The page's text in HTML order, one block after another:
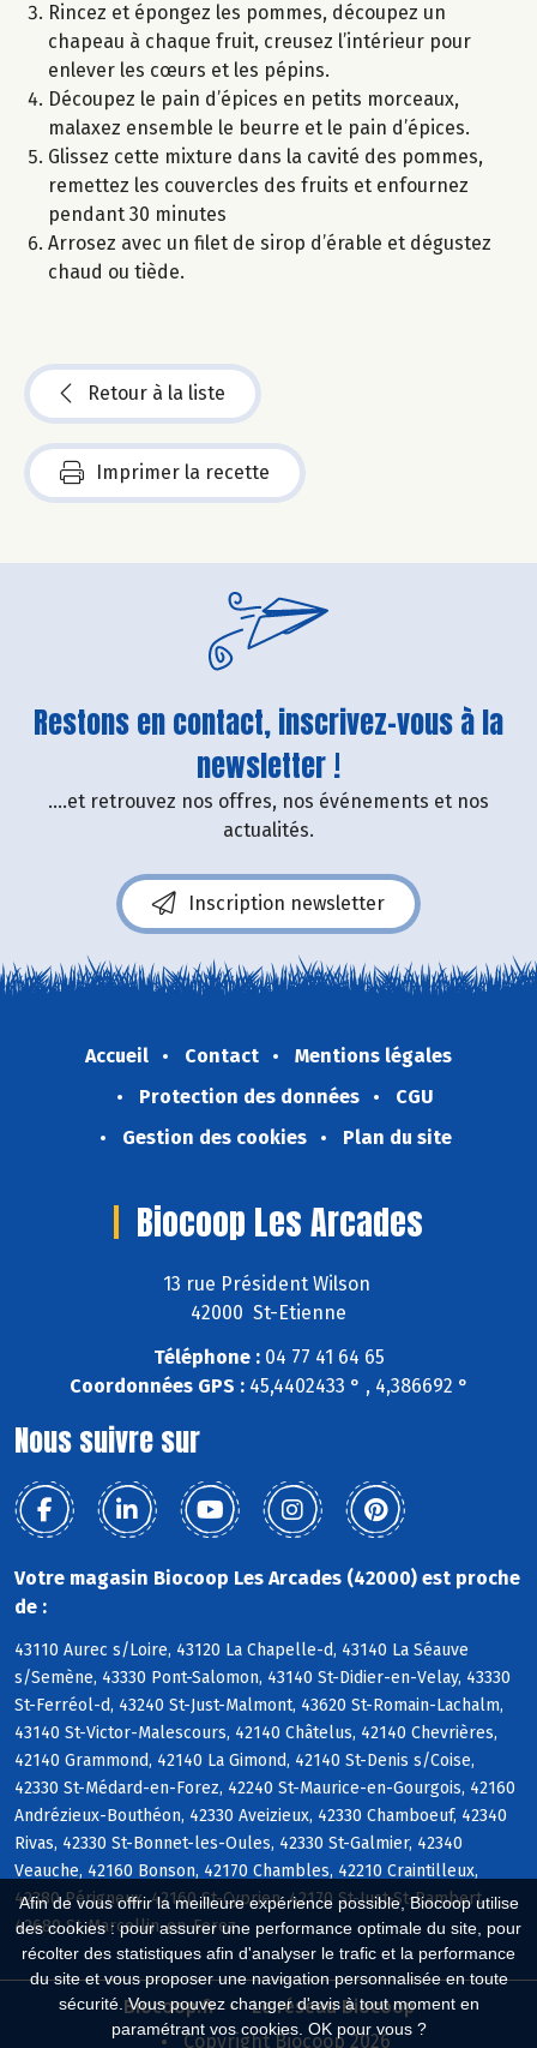
Afin de vous offrir la meilleure expérience possible, Biocoop utilise
des cookies : pour assurer une performance optimale du site, pour
récolter des statistiques afin d'analyser le trafic et la performance
du site et vous proposer une navigation personnalisée en toute
sécurité. Vous pouvez changer d'avis à tout moment en
paramétrant vos cookies. OK pour vous ?
Rincez et épongez les pommes, découpez un
chapeau à chaque fruit, creusez l’intérieur pour
enlever les cœurs et les pépins.
Découpez le pain d’épices en petits morceaux,
malaxez ensemble le beurre et le pain d’épices.
Glissez cette mixture dans la cavité des pommes,
remettez les couvercles des fruits et enfournez
pendant 30 minutes
Arrosez avec un filet de sirop d’érable et dégustez
chaud ou tiède.
Retour à la liste
Imprimer la recette
Restons en contact, inscrivez-vous à la
newsletter !
....et retrouvez nos offres, nos événements et nos
actualités.
Inscription newsletter
Accueil Contact
Mentions légales
Protection des données
CGU
Gestion des cookies
Plan du site
Biocoop Les Arcades
13 rue Président Wilson
42000 St-Etienne
Téléphone :04 77 41 64 65
Coordonnées GPS :45,4402433 ° , 4,386692 °
Nous suivre sur
Votre magasin Biocoop Les Arcades (42000) est proche
de :
43110 Aurec s/Loire, 43120 La Chapelle-d, 43140 La Séauve
s/Semène, 43330 Pont-Salomon, 43140 St-Didier-en-Velay, 43330
St-Ferréol-d, 43240 St-Just-Malmont, 43620 St-Romain-Lachalm,
43140 St-Victor-Malescours, 42140 Châtelus, 42140 Chevrières,
42140 Grammond, 42140 La Gimond, 42140 St-Denis s/Coise,
42330 St-Médard-en-Forez, 42240 St-Maurice-en-Gourgois, 42160
Andrézieux-Bouthéon, 42330 Aveizieux, 42330 Chamboeuf, 42340
Rivas, 42330 St-Bonnet-les-Oules, 42330 St-Galmier, 42340
Veauche, 42160 Bonson, 42170 Chambles, 42210 Craintilleux,
42380 Périgneux, 42160 St-Cyprien, 42170 St-Just-St-Rambert,
42680 St-Marcellin-en-Forez
Biocoop.fr
Le réseau Biocoop
Copyright Biocoop 2026